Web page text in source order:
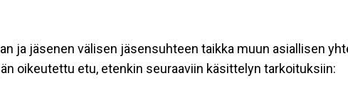
ja jäsenen välisen jäsensuhteen taikka muun asiallisen
oikeutettu etu, etenkin seuraaviin käsittelyn tarkoituksiin: